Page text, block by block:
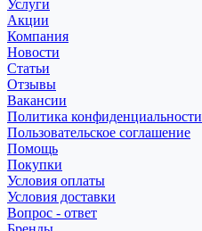
Услуги
Акции
Компания
Новости
Статьи
Отзывы
Вакансии
Политика конфиденциальности
Пользовательское соглашение
Помощь
Покупки
Условия оплаты
Условия доставки
Вопрос - ответ